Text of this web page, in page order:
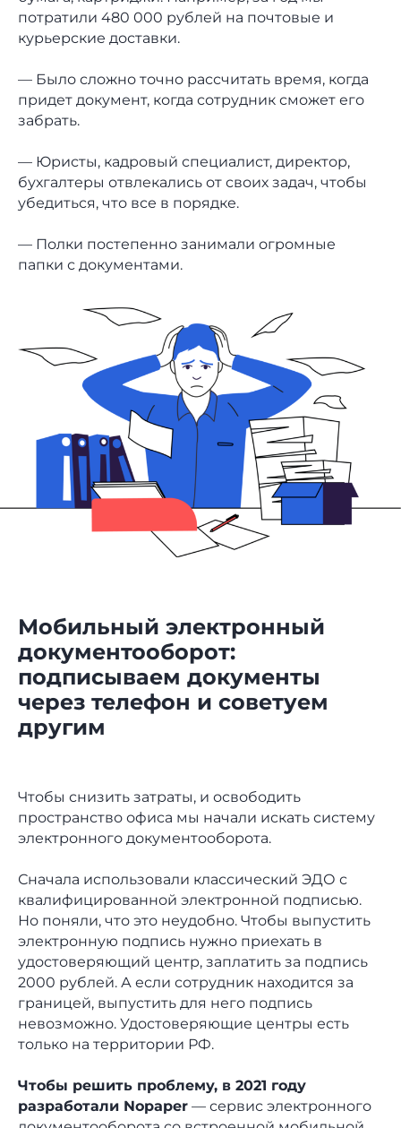
потратили 480 000 рублей на почтовые и
курьерские доставки.
— Было сложно точно рассчитать время, когда
придет документ, когда сотрудник сможет его
забрать.
— Юристы, кадровый специалист, директор,
бухгалтеры отвлекались от своих задач, чтобы
убедиться, что все в порядке.
— Полки постепенно занимали огромные
папки с документами.
Мобильный электронный
документооборот:
подписываем документы
через телефон и советуем
другим
Чтобы снизить затраты, и освободить
пространство офиса мы начали искать систему
электронного документооборота.
Сначала использовали классический ЭДО с
квалифицированной электронной подписью.
Но поняли, что это неудобно. Чтобы выпустить
электронную подпись нужно приехать в
удостоверяющий центр, заплатить за подпись
2000 рублей. А если сотрудник находится за
границей, выпустить для него подпись
невозможно. Удостоверяющие центры есть
только на территории РФ.
Чтобы решить проблему, в 2021 году
разработали Nopaper — сервис электронного